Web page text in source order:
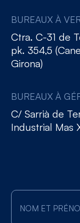
BUREAUX À
Ctra. C-31 de
pk. 354,5
Girona)
BUREAUX À
C/ Sarrià de
Industrial Mas